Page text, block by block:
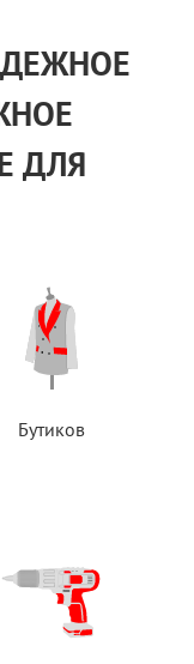
ДЛЯ
Бутиков